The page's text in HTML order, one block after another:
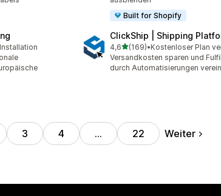
Built for Shopify
ClickShip | Shipping
4,6von 5 Sternen
(169)
169 Rezensionen insgesamt
•Kostenloser Plan
Versandkosten sparen und
durch Automatisierungen
3 4 … 22 Weiter